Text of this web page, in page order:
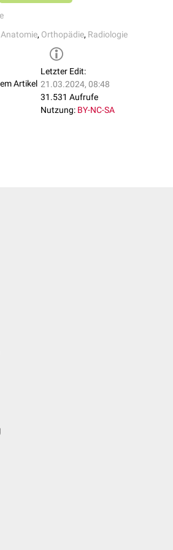
des vorderen Atlasbogens
, Orthopädie, Radiologie
Artikel
Letzter Edit:
21.03.2024, 08:48
31.531 Aufrufe
Nutzung: BY-NC-SA